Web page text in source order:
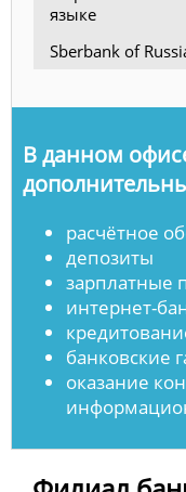
языке
Sberbank of
В данном
расчётное
депозиты
зарплатные
интернет-
банковские
оказание